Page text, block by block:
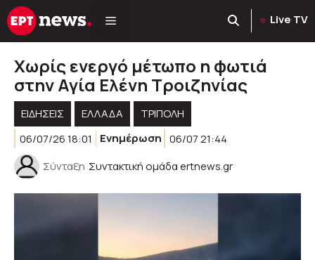
Μετάβαση
σε
Live TV
Χωρίς ενεργό μέτωπο η φωτιά
στην Αγία Ελένη Τροιζηνίας
ΕΙΔΗΣΕΙΣ ΕΛΛΑΔΑ
ΤΡΙΠΟΛΗ
06/07/26 18:01
Ενημέρωση 06/07 21:44
Σύνταξη Συντακτική ομάδα ertnews.gr